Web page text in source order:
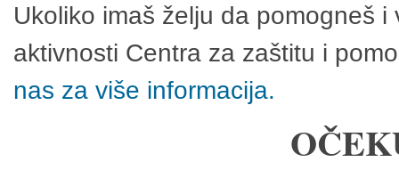
Ukoliko imaš želju da pomogneš
aktivnosti Centra za zaštitu i
nas za više informacija.